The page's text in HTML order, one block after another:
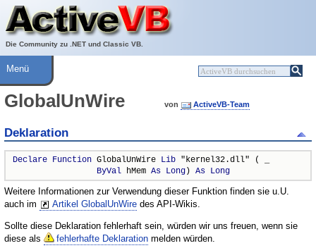
Die Community zu .NET und Classic VB.
Über ActiveVB
Hilfe
Menü
GlobalUnWire von ActiveVB-Team
Deklaration
Declare Function GlobalUnWire Lib "kernel32.dll" ( _
ByVal hMem As Long) As Long
Weitere Informationen zur Verwendung dieser Funktion finden sie u.U.
auch im
Artikel GlobalUnWire des API-Wikis.
Sollte diese Deklaration fehlerhaft sein, würden wir uns freuen, wenn sie
diese als
fehlerhafte Deklaration melden würden.